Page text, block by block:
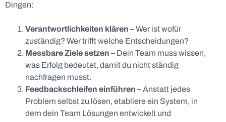
Dingen:
Verantwortlichkeiten klären – Wer ist wofür
zuständig? Wer trifft welche Entscheidungen?
Messbare Ziele setzen – Dein Team muss wissen,
was Erfolg bedeutet, damit du nicht ständig
nachfragen musst.
Feedbackschleifen einführen – Anstatt jedes
Problem selbst zu lösen, etabliere ein System, in
dem dein Team Lösungen entwickelt und